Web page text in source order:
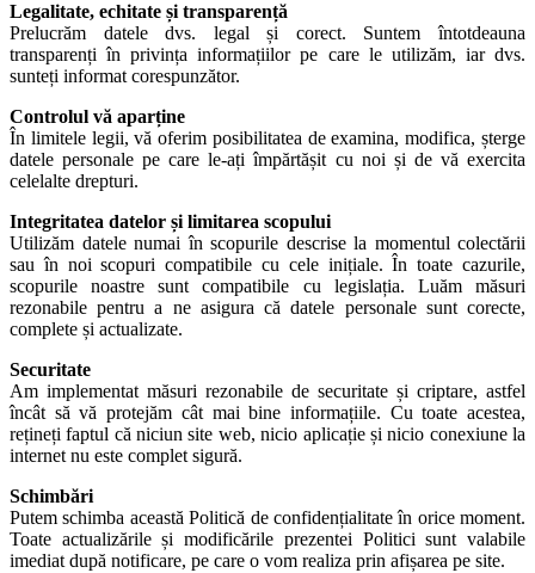
Legalitate, echitate și transparență
Prelucrăm datele dvs. legal și corect. Suntem întotdeauna
transparenți în privința informațiilor pe care le utilizăm, iar dvs.
sunteți informat corespunzător.
Controlul vă aparține
În limitele legii, vă oferim posibilitatea de examina, modifica, șterge
datele personale pe care le-ați împărtășit cu noi și de vă exercita
celelalte drepturi.
Integritatea datelor și limitarea scopului
Utilizăm datele numai în scopurile descrise la momentul colectării
sau în noi scopuri compatibile cu cele inițiale. În toate cazurile,
scopurile noastre sunt compatibile cu legislația. Luăm măsuri
rezonabile pentru a ne asigura că datele personale sunt corecte,
complete și actualizate.
Securitate
Am implementat măsuri rezonabile de securitate și criptare, astfel
încât să vă protejăm cât mai bine informațiile. Cu toate acestea,
rețineți faptul că niciun site web, nicio aplicație și nicio conexiune la
internet nu este complet sigură.
Schimbări
Putem schimba această Politică de confidențialitate în orice moment.
Toate actualizările și modificările prezentei Politici sunt valabile
imediat după notificare, pe care o vom realiza prin afișarea pe site.